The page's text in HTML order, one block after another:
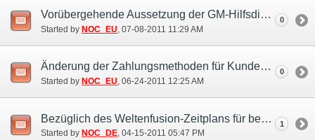
Vorübergehende Aussetzung der GM-Hilfsdienste (10. Jul.)
Started by NOC_EU ‎, 07-08-2011 11:29 AM
0
Änderung der Zahlungsmethoden für Kunden die in US-Dollar bezahlen
Started by NOC_EU‎, 06-24-2011 12:25 AM
0
Bezüglich des Weltenfusion-Zeitplans für bestimmte Welten
Started by NOC_DE‎, 04-15-2011 05:47 PM
1